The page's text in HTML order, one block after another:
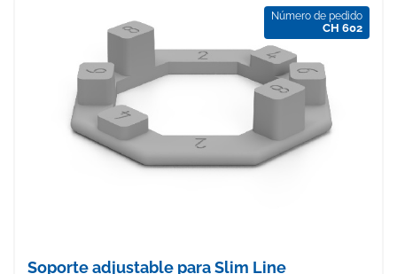
Número de pedido
CH 602
Soporte adjustable para Slim Line